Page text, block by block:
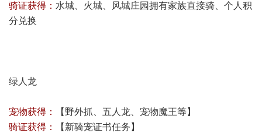
骑证获得： 水城、火城、风城庄园拥有家族直接骑、个人积
分兑换
绿人龙
宠物获得：
【野外抓、五人龙、宠物魔王等】
骑证获得：
【 新骑宠证书任务 】